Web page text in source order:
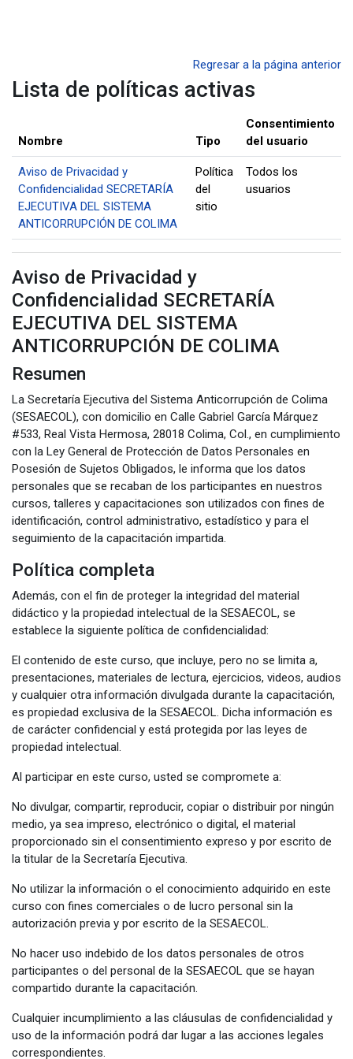
Regresar a la página anterior
Lista de políticas activas
Nombre Tipo
Consentimiento
del usuario
Aviso de Privacidad y
Confidencialidad SECRETARÍA
EJECUTIVA DEL SISTEMA
ANTICORRUPCIÓN DE COLIMA
Política
del
sitio
Todos los
usuarios
Aviso de Privacidad y
Confidencialidad SECRETARÍA
EJECUTIVA DEL SISTEMA
ANTICORRUPCIÓN DE COLIMA
Resumen
La Secretaría Ejecutiva del Sistema Anticorrupción de Colima
(SESAECOL), con domicilio en Calle Gabriel García Márquez
#533, Real Vista Hermosa, 28018 Colima, Col., en cumplimiento
con la Ley General de Protección de Datos Personales en
Posesión de Sujetos Obligados, le informa que los datos
personales que se recaban de los participantes en nuestros
cursos, talleres y capacitaciones son utilizados con fines de
identificación, control administrativo, estadístico y para el
seguimiento de la capacitación impartida.
Política completa
Además, con el fin de proteger la integridad del material
didáctico y la propiedad intelectual de la SESAECOL, se
establece la siguiente política de confidencialidad:
El contenido de este curso, que incluye, pero no se limita a,
presentaciones, materiales de lectura, ejercicios, videos, audios
y cualquier otra información divulgada durante la capacitación,
es propiedad exclusiva de la SESAECOL. Dicha información es
de carácter confidencial y está protegida por las leyes de
propiedad intelectual.
Al participar en este curso, usted se compromete a:
No divulgar, compartir, reproducir, copiar o distribuir por ningún
medio, ya sea impreso, electrónico o digital, el material
proporcionado sin el consentimiento expreso y por escrito de
la titular de la Secretaría Ejecutiva.
No utilizar la información o el conocimiento adquirido en este
curso con fines comerciales o de lucro personal sin la
autorización previa y por escrito de la SESAECOL.
No hacer uso indebido de los datos personales de otros
participantes o del personal de la SESAECOL que se hayan
compartido durante la capacitación.
Cualquier incumplimiento a las cláusulas de confidencialidad y
uso de la información podrá dar lugar a las acciones legales
correspondientes.